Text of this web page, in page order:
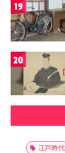
19
20
江戸時代